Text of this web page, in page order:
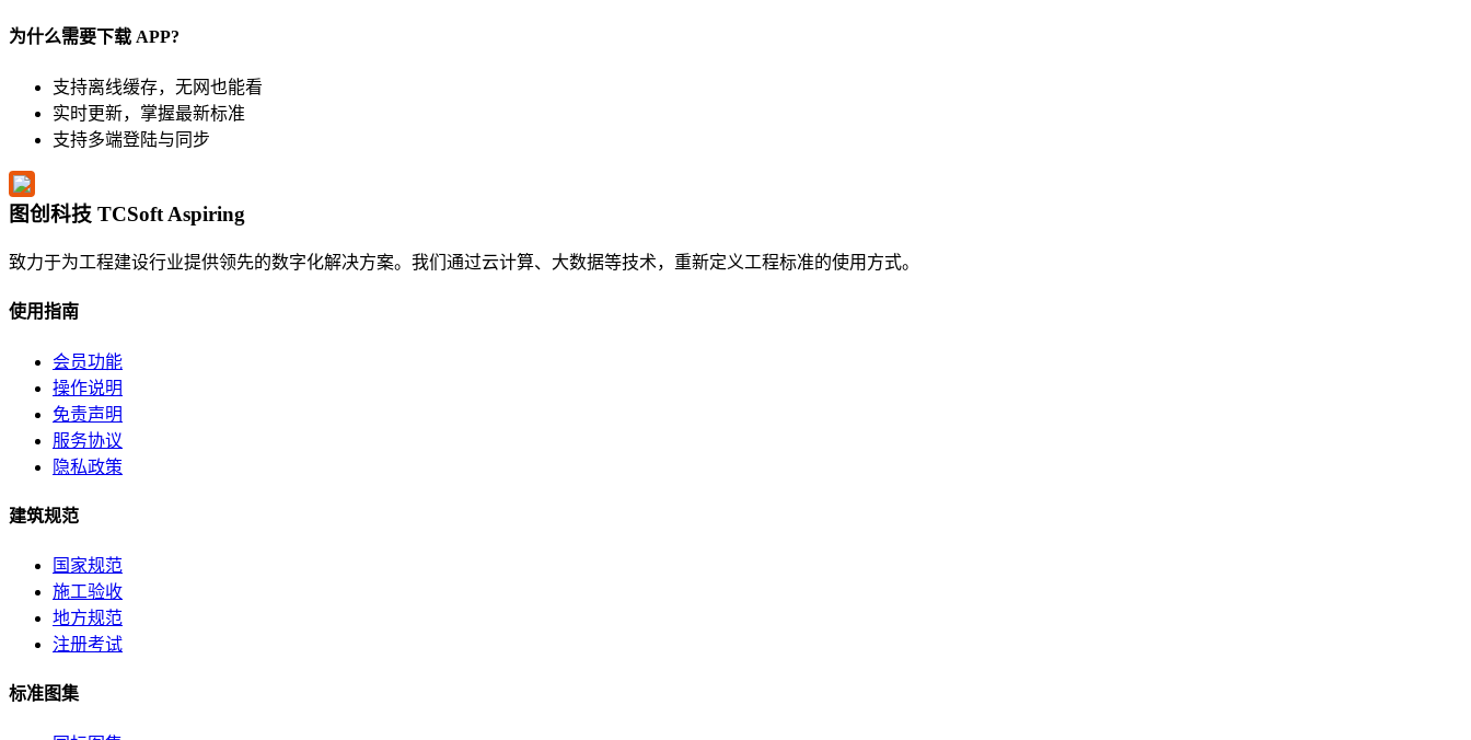
为什么需要下载 APP?
支持离线缓存，无网也能看
实时更新，掌握最新标准
支持多端登陆与同步
图创科技 TCSoft Aspiring
致力于为工程建设行业提供领先的数字化解决方案。我们通过云计算、大数据等技术，重新定义工程标准的使用方式。
使用指南
会员功能
操作说明
免责声明
服务协议
隐私政策
建筑规范
国家规范
施工验收
地方规范
注册考试
标准图集